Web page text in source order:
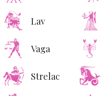
Lav
Vaga
Strelac